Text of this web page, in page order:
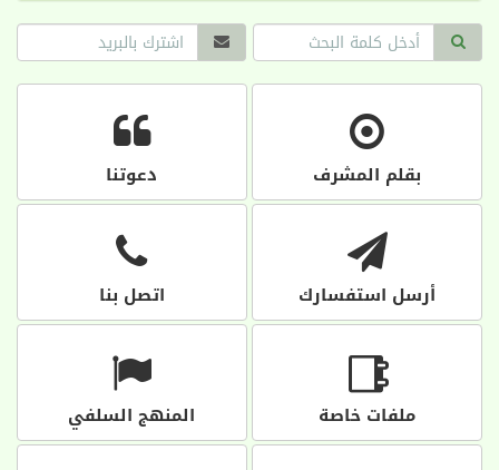
بقلم المشرف دعوتنا
أرسل استفسارك اتصل بنا
ملفات خاصة المنهج السلفي